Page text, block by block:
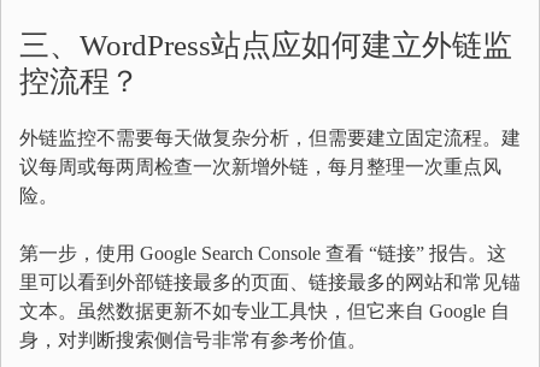
三、WordPress站点应如何建立外链监
控流程？
外链监控不需要每天做复杂分析，但需要建立固定流程。建
议每周或每两周检查一次新增外链，每月整理一次重点风
险。
第一步，使用 Google Search Console 查看 “链接” 报告。这
里可以看到外部链接最多的页面、链接最多的网站和常见锚
文本。虽然数据更新不如专业工具快，但它来自 Google 自
身，对判断搜索侧信号非常有参考价值。